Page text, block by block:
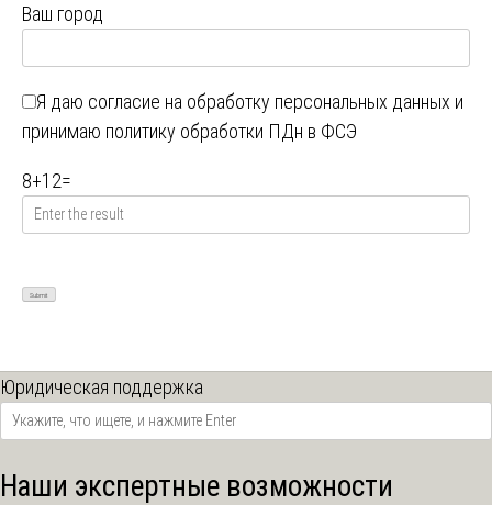
Ваш город
Я даю согласие на обработку персональных данных и
принимаю политику обработки ПДн в ФСЭ
8+12=
Юридическая поддержка
Наши экспертные возможности